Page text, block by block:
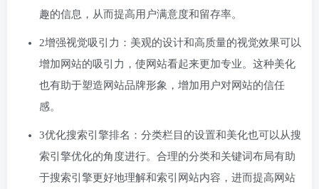
趣的信息，从而提高用户满意度和留存率。
2增强视觉吸引力：美观的设计和高质量的视觉效果可以
增加网站的吸引力，使网站看起来更加专业。这种美化
也有助于塑造网站品牌形象，增加用户对网站的信任
感。
3优化搜索引擎排名：分类栏目的设置和美化也可以从搜
索引擎优化的角度进行。合理的分类和关键词布局有助
于搜索引擎更好地理解和索引网站内容，进而提高网站